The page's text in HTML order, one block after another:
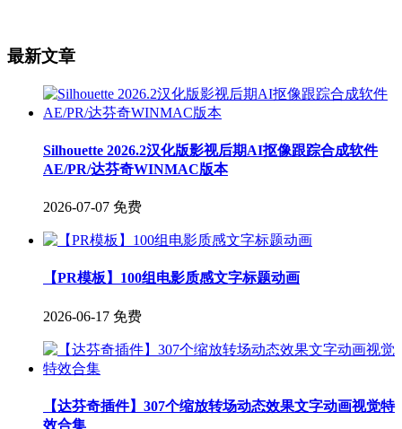
最新文章
Silhouette 2026.2汉化版影视后期AI抠像跟踪合成软件
AE/PR/达芬奇WINMAC版本
2026-07-07 免费
【PR模板】100组电影质感文字标题动画
2026-06-17 免费
【达芬奇插件】307个缩放转场动态效果文字动画视觉特
效合集